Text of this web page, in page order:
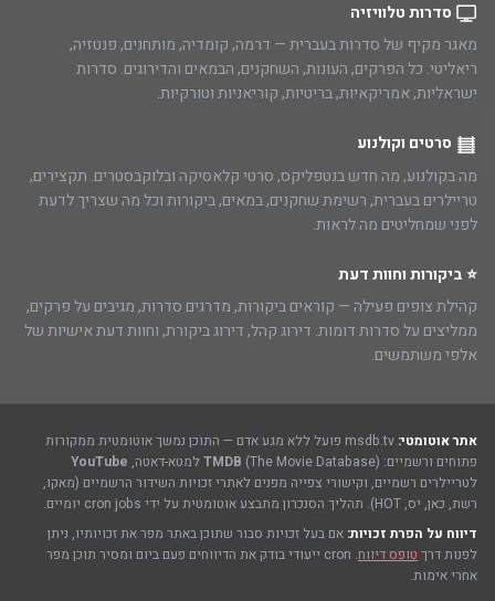
סדרות טלוויזיה
מאגר מקיף של סדרות בעברית — דרמה, קומדיה, מותחנים, פנטזיה,
ריאליטי. כל הפרקים, העונות, השחקנים, הבמאים והדירוגים. סדרות
ישראליות, אמריקאיות, בריטיות, קוריאניות וטורקיות.
סרטים וקולנוע
מה בקולנוע, מה חדש בנטפליקס, סרטי קלאסיקה ובלוקבסטרים. תקצירים,
טריילרים בעברית, רשימת שחקנים, במאים, ביקורות וכל מה שצריך לדעת
לפני שמחליטים מה לראות.
⭐ ביקורות וחוות דעת
קהילת צופים פעילה — קוראים ביקורות, מדרגים סדרות, מגיבים על פרקים,
ממליצים על סדרות דומות. דירוג קהל, דירוג ביקורת, וחוות דעת אישיות של
אלפי משתמשים.
אתר אוטומטי:
msdb.tv פועל ללא מגע אדם — התוכן נמשך אוטומטית ממקורות
פתוחים ורשמיים:
TMDB (The Movie Database) למטא-דאטה,
YouTube
לטריילרים רשמיים, וקישורי צפייה מפנים לאתרי זכויות השידור הרשמיים (מאקו,
רשת, כאן, יס, HOT). תהליך הסנכרון מתבצע אוטומטית על ידי cron jobs יומיים.
דיווח על הפרת זכויות: אם בעל זכויות סבור שתוכן באתר מפר את זכויותיו, ניתן
לפנות דרך טופס דיווח
. cron ייעודי בודק את הדיווחים פעם ביום ומסיר תוכן מפר
אחרי אימות.